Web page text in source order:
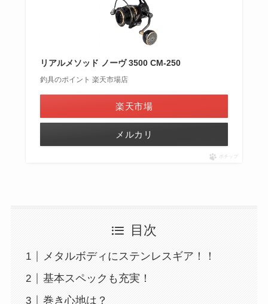
リアルメソッド ノーヴ 3500 CM-250
釣具のポイント 楽天市場店
楽天市場
メルカリ
ポチップ
目次
メタルボディにステンレスギア！！
基本スペックも充実！
巻き心地は？